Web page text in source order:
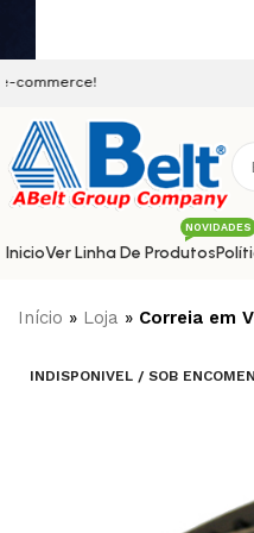
InicioVer Linha De Produtos
NOVIDADES
Início » Loja » Correia em
INDISPONIVEL / SOB